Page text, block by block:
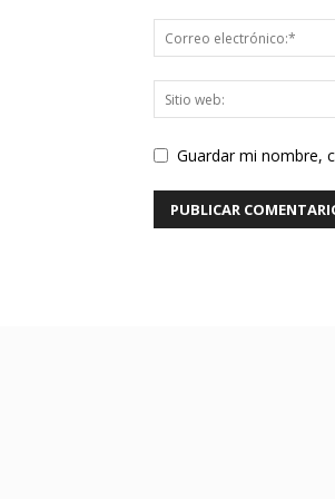
Guardar mi nombre,